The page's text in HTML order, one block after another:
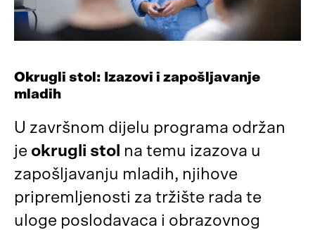
Okrugli stol: Izazovi i zapošljavanje
mladih
U završnom dijelu programa održan
je okrugli stol na temu izazova u
zapošljavanju mladih, njihove
pripremljenosti za tržište rada te
uloge poslodavaca i obrazovnog